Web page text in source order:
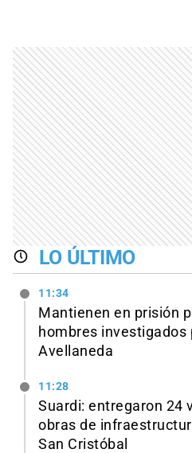
LO ÚLTIMO
11:34
Mantienen en prisión
hombres investigados
Avellaneda
11:28
Suardi: entregaron 24
obras de
San Cristóbal